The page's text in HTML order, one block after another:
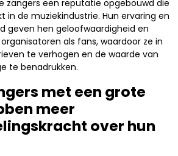
zangers een reputatie opgebouwd die
in de muziekindustrie. Hun ervaring en
geven hen geloofwaardigheid en
als fans, waardoor ze in
te verhogen en de waarde van
te benadrukken.
met een grote
meer
over hun